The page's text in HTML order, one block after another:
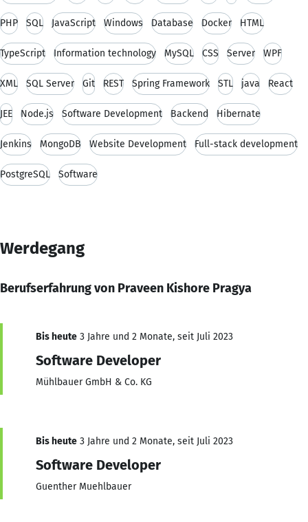
PHP SQL JavaScript Windows Database Docker HTML
TypeScript Information technology MySQL CSS Server WPF
XML SQL Server Git REST Spring Framework STL java React
JEE Node.js Software Development Backend Hibernate
Jenkins MongoDB Website Development Full-stack development
PostgreSQL Software
Werdegang
Berufserfahrung von Praveen Kishore Pragya
Bis heute 3 Jahre und 2 Monate, seit Juli 2023
Software Developer
Mühlbauer GmbH & Co. KG
Bis heute 3 Jahre und 2 Monate, seit Juli 2023
Software Developer
Guenther Muehlbauer